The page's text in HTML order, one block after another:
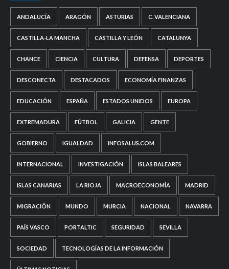
ANDALUCÍA ARAGÓN ASTURIAS C. VALENCIANA
CASTILLA-LA MANCHA CASTILLA Y LEÓN CATALUNYA
CHANCE CIENCIA CULTURA DEFENSA DEPORTES
DESCONECTA DESTACADOS ECONOMÍA FINANZAS
EDUCACIÓN ESPAÑA ESTADOS UNIDOS EUROPA
EXTREMADURA FÚTBOL GALICIA GENTE
GOBIERNO IGUALDAD INFOSALUS.COM
INTERNACIONAL INVESTIGACIÓN ISLAS BALEARES
ISLAS CANARIAS LA RIOJA MACROECONOMÍA MADRID
MIGRACIÓN MUNDO MURCIA NACIONAL NAVARRA
PAÍS VASCO PORTALTIC SEGURIDAD SEVILLA
SOCIEDAD TECNOLOGÍAS DE LA INFORMACIÓN